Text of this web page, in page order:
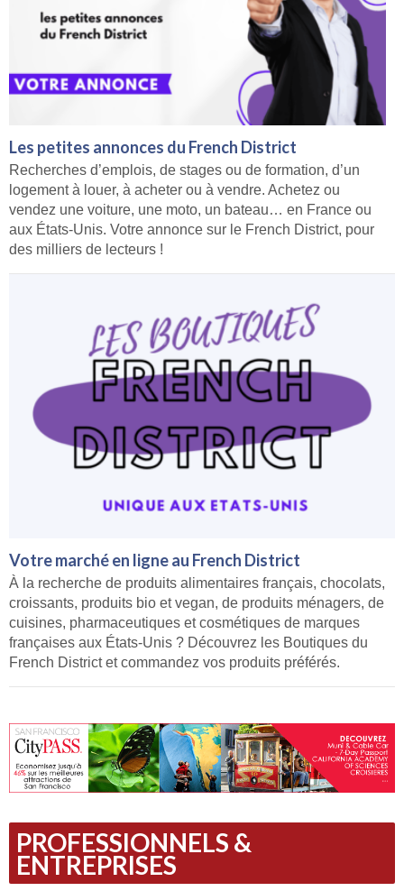
Les petites annonces du French District
Recherches d’emplois, de stages ou de formation, d’un
logement à louer, à acheter ou à vendre. Achetez ou
vendez une voiture, une moto, un bateau… en France ou
aux États-Unis. Votre annonce sur le French District, pour
des milliers de lecteurs !
Votre marché en ligne au French District
À la recherche de produits alimentaires français, chocolats,
croissants, produits bio et vegan, de produits ménagers, de
cuisines, pharmaceutiques et cosmétiques de marques
françaises aux États-Unis ? Découvrez les Boutiques du
French District et commandez vos produits préférés.
PROFESSIONNELS &
ENTREPRISES